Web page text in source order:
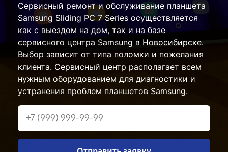
Сервисный ремонт и обслуживание планшета
Samsung Sliding PC 7 Series осуществляется
как с выездом на дом, так и на базе
сервисного центра Samsung в Новосибирске.
Выбор зависит от типа поломки и пожелания
клиента. Сервисный центр располагает всем
нужным оборудованием для диагностики и
устранения проблем планшетов Samsung.